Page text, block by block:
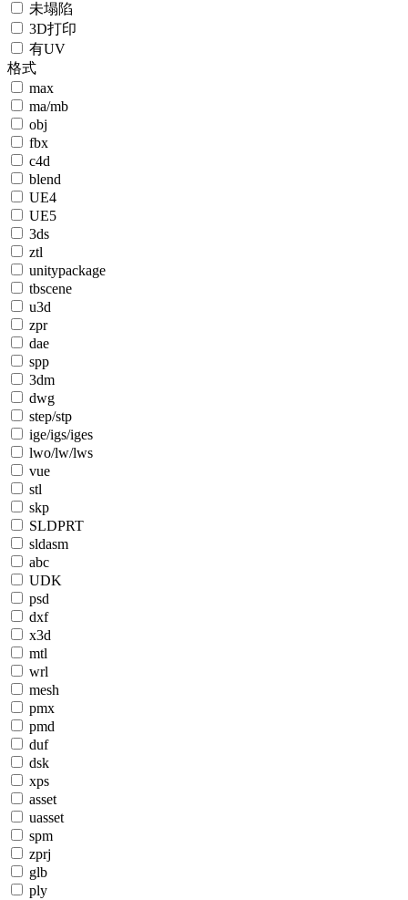
未塌陷
3D打印
有UV
格式
max
ma/mb
obj
fbx
c4d
blend
UE4
UE5
3ds
ztl
unitypackage
tbscene
u3d
zpr
dae
spp
3dm
dwg
step/stp
ige/igs/iges
lwo/lw/lws
vue
stl
skp
SLDPRT
sldasm
abc
UDK
psd
dxf
x3d
mtl
wrl
mesh
pmx
pmd
duf
dsk
xps
asset
uasset
spm
zprj
glb
ply